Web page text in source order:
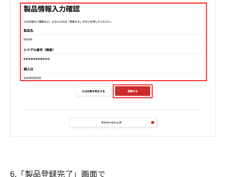
6.「製品登録完了」画面で